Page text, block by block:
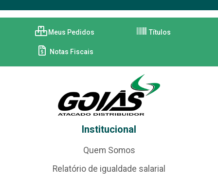
Meus Pedidos Títulos
Notas Fiscais
Institucional
Quem Somos
Relatório de igualdade salarial